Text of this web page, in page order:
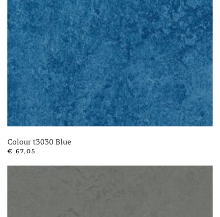
Colour t3030 Blue
€ 67,05